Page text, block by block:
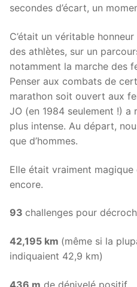
secondes d’écart, un
C’était un véritable
des athlètes, sur un
notamment la marche des
Penser aux combats de
marathon soit ouvert aux
JO (en 1984 seulement !) a
plus intense. Au départ,
que d’hommes.
Elle était vraiment magique
encore.
93 challenges pour
42,195 km (même si la
indiquaient 42,9 km)
436 m de dénivelé positif